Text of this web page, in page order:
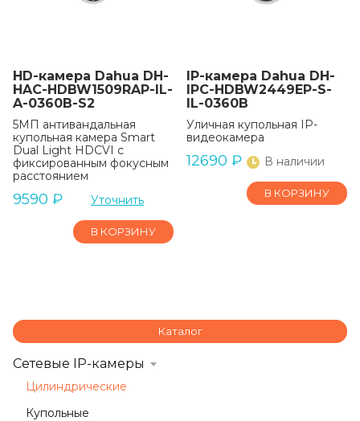
HD-камера Dahua DH-
HAC-HDBW1509RAP-IL-
A-0360B-S2
5МП антивандальная
купольная камера Smart
Dual Light HDCVI с
фиксированным фокусным
расстоянием
9590 ₽ Уточнить
В КОРЗИНУ
IP-камера Dahua DH-
IPC-HDBW2449EP-S-
IL-0360B
Уличная купольная IP-
видеокамера
12690 ₽ В наличии
В КОРЗИНУ
Каталог
Сетевые IP-камеры
Цилиндрические
Купольные